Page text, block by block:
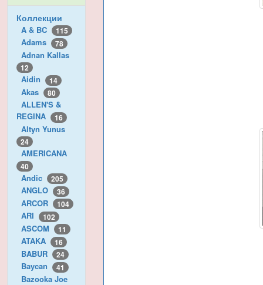
Коллекции
A & BC 115
Adams 78
Adnan Kallas
12
Aidin 14
Akas 80
ALLEN'S &
REGINA
16
Altyn Yunus
24
AMERICANA
40
Andic 205
ANGLO 36
ARCOR 104
ARI 102
ASCOM 11
ATAKA 16
BABUR 24
Baycan 41
Bazooka Joe